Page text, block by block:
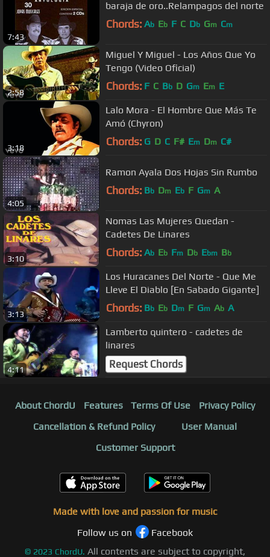
7:43
baraja de oro..Relampagos del norte
Chords: Ab Eb F C Db Gm Cm
2:58
Miguel Y Miguel - Los Años Que Yo
Tengo (Video Oficial)
Chords: F C Bb D Gm Em E
3:18
Lalo Mora - El Hombre Que Más Te
Amó (Chyron)
Chords: G D C F# Em Dm C#
4:05
Ramon Ayala Dos Hojas Sin Rumbo
Chords: Bb Dm Eb F Gm A
3:10
Nomas Las Mujeres Quedan -
Cadetes De Linares
Chords: Ab Eb Fm Db Ebm Bb
3:13
Los Huracanes Del Norte - Que Me
Lleve El Diablo [En Sabado Gigante]
Chords: Bb Eb Dm F Gm Ab A
4:11
Lamberto quintero - cadetes de
linares
Request Chords
About ChordU Features Terms Of Use
Privacy Policy
Cancellation & Refund Policy
User Manual
Customer Support
Made with love and passion for music
Follow us on
Facebook
© 2023 ChordU. All contents are subject to copyright,